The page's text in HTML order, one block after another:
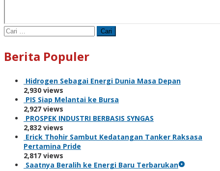
Cari
untuk:
Berita Populer
Hidrogen Sebagai Energi Dunia Masa Depan
2,930 views
PIS Siap Melantai ke Bursa
2,927 views
PROSPEK INDUSTRI BERBASIS SYNGAS
2,832 views
Erick Thohir Sambut Kedatangan Tanker Raksasa
Pertamina Pride
2,817 views
Saatnya Beralih ke Energi Baru Terbarukan